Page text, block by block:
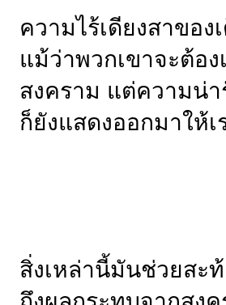
ความไร้เดียงสาของ
แม้ว่าพวกเขาจะต้อ
สงคราม แต่ความน่า
ก็ยังแสดงออกมาให้เ
สิ่งเหล่านี้มันช่วยสะ